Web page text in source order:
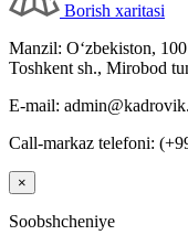
Borish хaritasi
Manzil: Oʻzbekiston,
Toshkent sh., Mirobod
E-mail:
Call-markaz telefoni:
×
Soobshcheniye